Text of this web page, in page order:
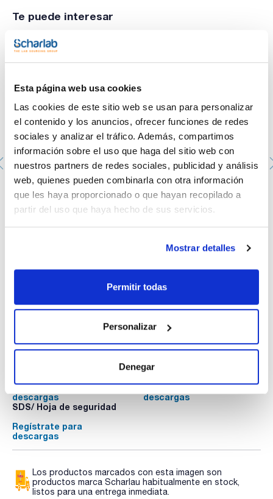
Esta página web usa cookies
Las cookies de este sitio web se usan para personalizar
el contenido y los anuncios, ofrecer funciones de redes
sociales y analizar el tráfico. Además, compartimos
información sobre el uso que haga del sitio web con
nuestros partners de redes sociales, publicidad y análisis
web, quienes pueden combinarla con otra información
que les haya proporcionado o que hayan recopilado a
partir del uso que haya hecho de sus servicios.
Mostrar detalles
Permitir todas
Personalizar
Denegar
Te puede interesar
Recipiente Dewar sin tapa. ISOTHERM. Cilindro de
metal, sin asa. Capacidad (ml): 1.000. Ø int. (mm): 77. Ø
ext. (mm): 105. Altura int. (mm): 235
0225032021
Documentación técnica
Regístrate para
descargas
COA
Regístrate para
descargas
SDS/ Hoja de seguridad
Regístrate para
descargas
Los productos marcados con esta imagen son
productos marca Scharlau habitualmente en stock,
listos para una entrega inmediata.